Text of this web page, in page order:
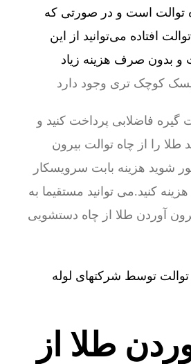
توالت است و در صورتی که
افتاده می‌توانید از این
بدون صرف هزینه زیاد
کوچک تری وجود دارد
گیره فاضلابی پرداخت کنید و
طلا را از چاه توالت بیرون
شوید هزینه بابت سرویسکار
هزینه کنید.می توانید مستقیما به
آوردن طلا از چاه دستشویی
توالت توسط شرکتهای لوله
طلا از